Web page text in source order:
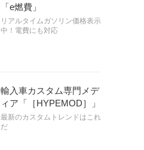
「e燃費」
リアルタイムガソリン価格表示
中！電費にも対応
輸入車カスタム専門メデ
ィア「［HYPEMOD］」
最新のカスタムトレンドはこれ
だ